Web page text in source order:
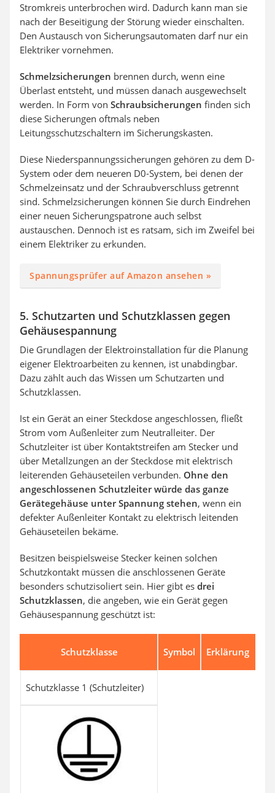
Stromkreis unterbrochen wird. Dadurch kann man sie
nach der Beseitigung der Störung wieder einschalten.
Den Austausch von Sicherungsautomaten darf nur ein
Elektriker vornehmen.
Schmelzsicherungen brennen durch, wenn eine
Überlast entsteht, und müssen danach ausgewechselt
werden. In Form von Schraubsicherungen finden sich
diese Sicherungen oftmals neben
Leitungsschutzschaltern im Sicherungskasten.
Diese Niederspannungssicherungen gehören zu dem D-
System oder dem neueren D0-System, bei denen der
Schmelzeinsatz und der Schraubverschluss getrennt
sind. Schmelzsicherungen können Sie durch Eindrehen
einer neuen Sicherungspatrone auch selbst
austauschen. Dennoch ist es ratsam, sich im Zweifel bei
einem Elektriker zu erkunden.
Spannungsprüfer auf Amazon ansehen »
5. Schutzarten und Schutzklassen gegen
Gehäusespannung
Die Grundlagen der Elektroinstallation für die Planung
eigener Elektroarbeiten zu kennen, ist unabdingbar.
Dazu zählt auch das Wissen um Schutzarten und
Schutzklassen.
Ist ein Gerät an einer Steckdose angeschlossen, fließt
Strom vom Außenleiter zum Neutralleiter. Der
Schutzleiter ist über Kontaktstreifen am Stecker und
über Metallzungen an der Steckdose mit elektrisch
leiterenden Gehäuseteilen verbunden. Ohne den
angeschlossenen Schutzleiter würde das ganze
Gerätegehäuse unter Spannung stehen, wenn ein
defekter Außenleiter Kontakt zu elektrisch leitenden
Gehäuseteilen bekäme.
Besitzen beispielsweise Stecker keinen solchen
Schutzkontakt müssen die anschlossenen Geräte
besonders schutzisoliert sein. Hier gibt es drei
Schutzklassen, die angeben, wie ein Gerät gegen
Gehäusespannung geschützt ist:
Schutzklasse Symbol Erklärung
Schutzklasse 1 (Schutzleiter)